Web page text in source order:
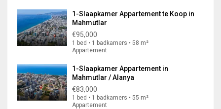
1-Slaapkamer Appartement te Koop in
Mahmutlar
€95,000
1 bed • 1 badkamers • 58 m²
Appartement
1-Slaapkamer Appartement in
Mahmutlar / Alanya
€83,000
1 bed • 1 badkamers • 55 m²
Appartement